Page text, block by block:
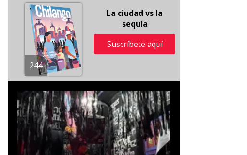
244
La ciudad vs la
sequía
Suscríbete aquí